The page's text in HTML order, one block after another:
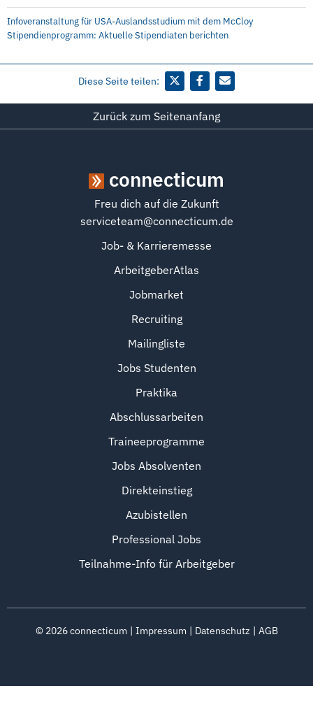
Infoveranstaltung für USA-Auslandsstudium mit dem McCloy
Stipendienprogramm: Aktuelle Stipendiaten berichten
Diese Seite teilen:
Zurück zum Seitenanfang
connecticum
Freu dich auf die Zukunft
serviceteam@connecticum.de
Job- & Karrieremesse
ArbeitgeberAtlas
Jobmarket
Recruiting
Mailingliste
Jobs Studenten
Praktika
Abschlussarbeiten
Traineeprogramme
Jobs Absolventen
Direkteinstieg
Azubistellen
Professional Jobs
Teilnahme-Info für Arbeitgeber
© 2026connecticum Impressum Datenschutz AGB